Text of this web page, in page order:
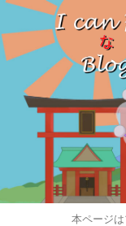
本ページは